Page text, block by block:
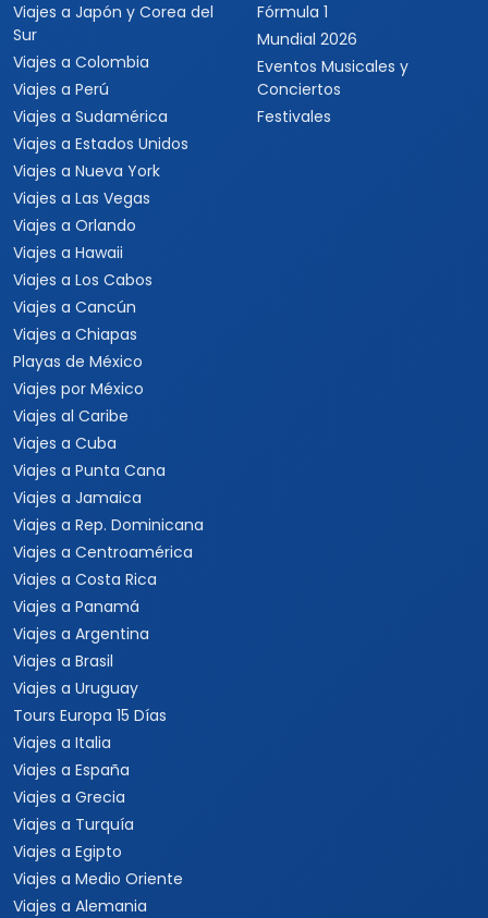
Viajes a Japón y Corea del
Sur
Viajes a Colombia
Viajes a Perú
Viajes a Sudamérica
Viajes a Estados Unidos
Viajes a Nueva York
Viajes a Las Vegas
Viajes a Orlando
Viajes a Hawaii
Viajes a Los Cabos
Viajes a Cancún
Viajes a Chiapas
Playas de México
Viajes por México
Viajes al Caribe
Viajes a Cuba
Viajes a Punta Cana
Viajes a Jamaica
Viajes a Rep. Dominicana
Viajes a Centroamérica
Viajes a Costa Rica
Viajes a Panamá
Viajes a Argentina
Viajes a Brasil
Viajes a Uruguay
Tours Europa 15 Días
Viajes a Italia
Viajes a España
Viajes a Grecia
Viajes a Turquía
Viajes a Egipto
Viajes a Medio Oriente
Viajes a Alemania
Fórmula 1
Mundial 2026
Eventos Musicales y
Conciertos
Festivales